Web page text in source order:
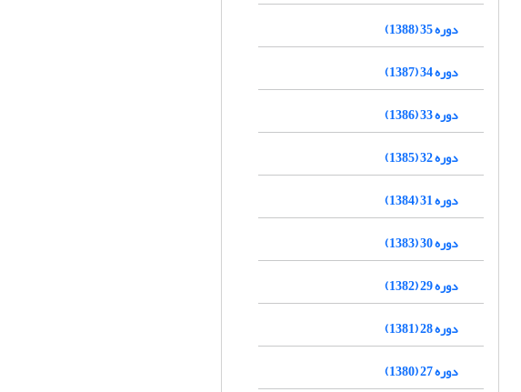
دوره 35 (1388)
دوره 34 (1387)
دوره 33 (1386)
دوره 32 (1385)
دوره 31 (1384)
دوره 30 (1383)
دوره 29 (1382)
دوره 28 (1381)
دوره 27 (1380)